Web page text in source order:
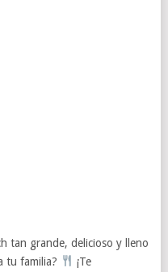
tan grande, delicioso y lleno
tu familia?
¡Te